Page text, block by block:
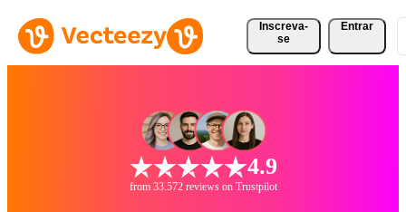
Inscreva-
se
Entrar
4.9
from 33.572 reviews on Trustpilot